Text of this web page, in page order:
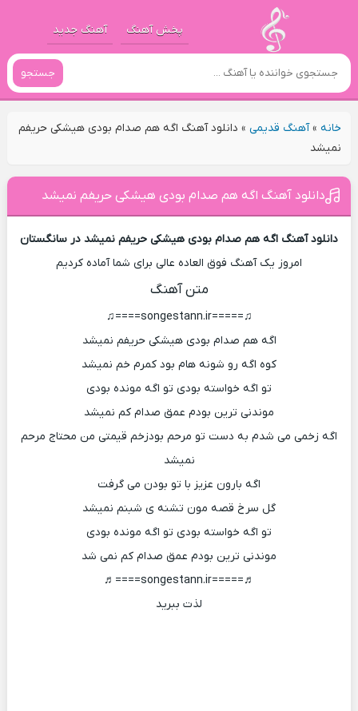
پخش آهنگ آهنگ جدید
جستجو
خانه»آهنگ قدیمی» دانلود آهنگ اگه هم صدام بودی هیشکی حریفم
نمیشد
دانلود آهنگ اگه هم صدام بودی هیشکی حریفم نمیشد
دانلود آهنگ اگه هم صدام بودی هیشکی حریفم نمیشد در سانگستان
امروز یک آهنگ فوق العاده عالی برای شما آماده کردیم
متن آهنگ
♫=====songestann.ir====♫
اگه هم صدام بودی هیشکی حریفم نمیشد
کوه اگه رو شونه هام بود کمرم خم نمیشد
تو اگه خواسته بودی تو اگه مونده بودی
موندنی ترین بودم عمق صدام کم نمیشد
اگه زخمی می شدم به دست تو مرحم بودزخم قیمتی من محتاج مرحم
نمیشد
اگه بارون عزیز با تو بودن می گرفت
گل سرخ قصه مون تشنه ی شبنم نمیشد
تو اگه خواسته بودی تو اگه مونده بودی
موندنی ترین بودم عمق صدام کم نمی شد
♬=====songestann.ir====♬
لذت ببرید